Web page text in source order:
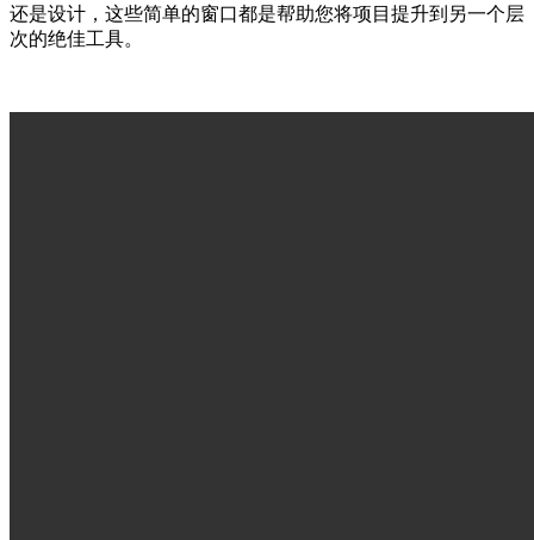
还是设计，这些简单的窗口都是帮助您将项目提升到另一个层
次的绝佳工具。